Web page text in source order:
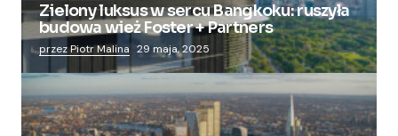
Zielony luksus w sercu Bangkoku: ruszyła
budowa wież Foster + Partners
przez Piotr Malina 29 maja, 2025